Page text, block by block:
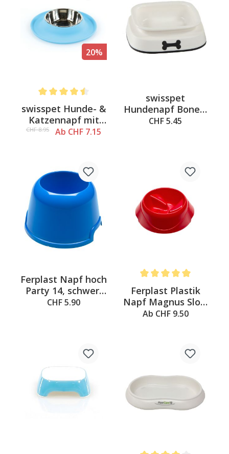
20%
Average rating of 4.5 out of 5 stars
swisspet Hunde- &
Katzennapf mit
Silikonbecken
CHF 8.95 Ab CHF 7.15
swisspet
Hundenapf Boney,
weiss 550ml,
CHF 5.45
Ferplast Napf hoch
Party 14, schwer,
blau
CHF 5.90
Ferplast Plastik
Napf Magnus Slow
– Rot
Ab CHF 9.50